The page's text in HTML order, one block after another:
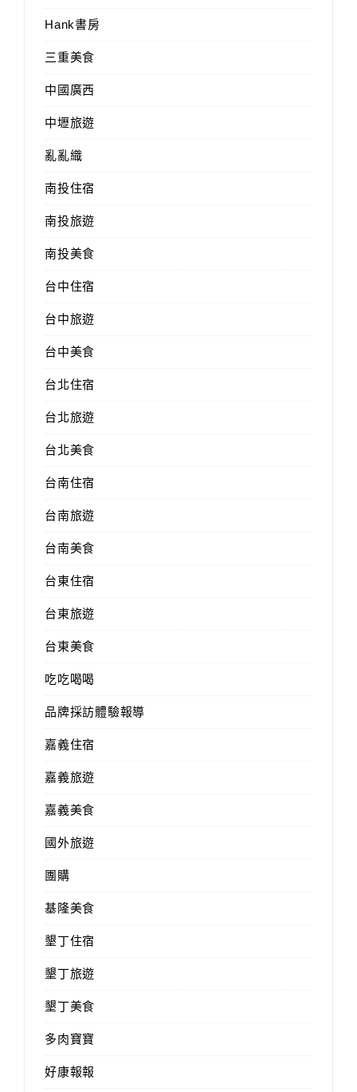
Hank書房
三重美食
中國廣西
中壢旅遊
亂亂織
南投住宿
南投旅遊
南投美食
台中住宿
台中旅遊
台中美食
台北住宿
台北旅遊
台北美食
台南住宿
台南旅遊
台南美食
台東住宿
台東旅遊
台東美食
吃吃喝喝
品牌採訪體驗報導
嘉義住宿
嘉義旅遊
嘉義美食
國外旅遊
團購
基隆美食
墾丁住宿
墾丁旅遊
墾丁美食
多肉寶寶
好康報報